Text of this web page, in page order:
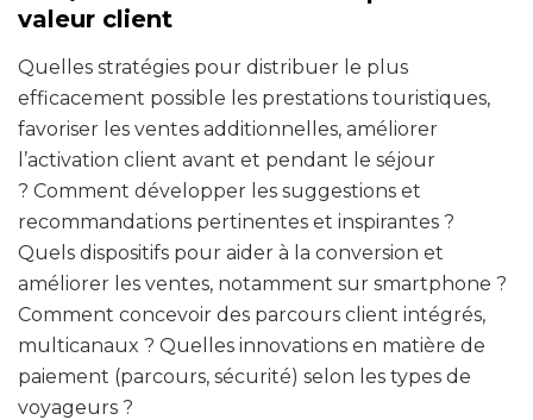
valeur client
Quelles stratégies pour distribuer le plus
efficacement possible les prestations touristiques,
favoriser les ventes additionnelles, améliorer
l’activation client avant et pendant le séjour
? Comment développer les suggestions et
recommandations pertinentes et inspirantes ?
Quels dispositifs pour aider à la conversion et
améliorer les ventes, notamment sur smartphone ?
Comment concevoir des parcours client intégrés,
multicanaux ? Quelles innovations en matière de
paiement (parcours, sécurité) selon les types de
voyageurs ?